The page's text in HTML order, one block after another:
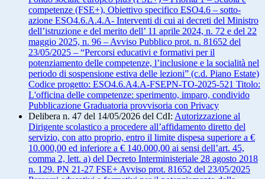
competenze (FSE+), Obiettivo specifico ESO4.6 – sotto-
azione ESO4.6.A.4.A- Interventi di cui ai decreti del Ministro
dell’istruzione e del merito dell’ 11 aprile 2024, n. 72 e del 22
maggio 2025, n. 96 – Avviso Pubblico prot. n. 81652 del
23/05/2025 – “Percorsi educativi e formativi per il
potenziamento delle competenze, l’inclusione e la socialità nel
periodo di sospensione estiva delle lezioni” (c.d. Piano Estate)
Codice progetto: ESO4.6.A4.A-FSEPN-TO-2025-521 Titolo:
L'officina delle competenze: sperimento, imparo, condivido
Pubblicazione Graduatoria provvisoria con Privacy
Delibera n. 47 del 14/05/2026 del CdI: Autorizzazione al
Dirigente scolastico a procedere all’affidamento diretto del
servizio, con atto proprio, entro il limite dispesa superiore a €
10.000,00 ed inferiore a € 140.000,00 ai sensi dell’art. 45,
comma 2, lett. a) del Decreto Interministeriale 28 agosto 2018
n. 129. PN 21-27 FSE+ Avviso prot. 81652 del 23/05/2025